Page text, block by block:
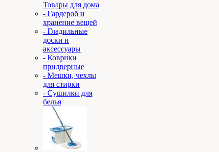
Товары для дома
- Гардероб и
хранение вещей
- Гладильные
доски и
аксессуары
- Коврики
придверные
- Мешки, чехлы
для стирки
- Сушилки для
белья